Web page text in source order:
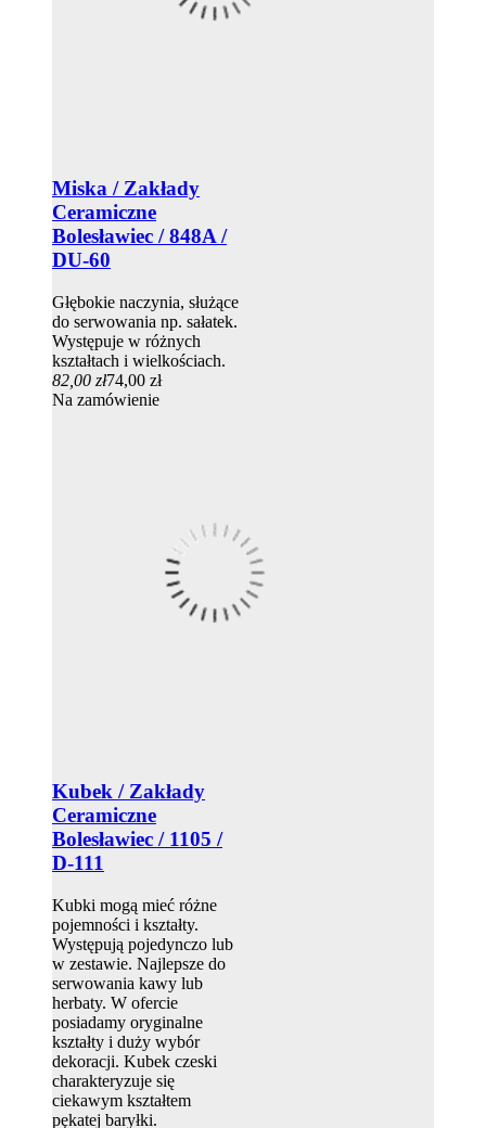
Miska / Zakłady
Ceramiczne
Bolesławiec / 848A /
DU-60
Głębokie naczynia, służące
do serwowania np. sałatek.
Występuje w różnych
kształtach i wielkościach.
82,00 zł74,00 zł
Na zamówienie
Kubek / Zakłady
Ceramiczne
Bolesławiec / 1105 /
D-111
Kubki mogą mieć różne
pojemności i kształty.
Występują pojedynczo lub
w zestawie. Najlepsze do
serwowania kawy lub
herbaty. W ofercie
posiadamy oryginalne
kształty i duży wybór
dekoracji. Kubek czeski
charakteryzuje się
ciekawym kształtem
pękatej baryłki.